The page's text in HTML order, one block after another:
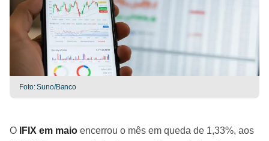
Foto: Suno/Banco
O IFIX em maio encerrou o mês em queda de 1,33%, aos